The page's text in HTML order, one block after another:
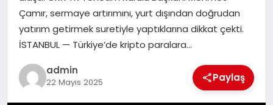
EĞITIM
Çamır, sermaye artırımını, yurt dışından doğrudan
yatırım getirmek suretiyle yaptıklarına dikkat çekti.
İSTANBUL — Türkiye’de kripto paralara…
admin
22 Mayıs 2025 Paylaş